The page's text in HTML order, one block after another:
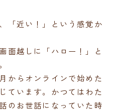
「近い！」という感覚か
面越しに「ハロー！」と
からオンラインで始めた
ています。かつてはわた
のお世話になっていた時